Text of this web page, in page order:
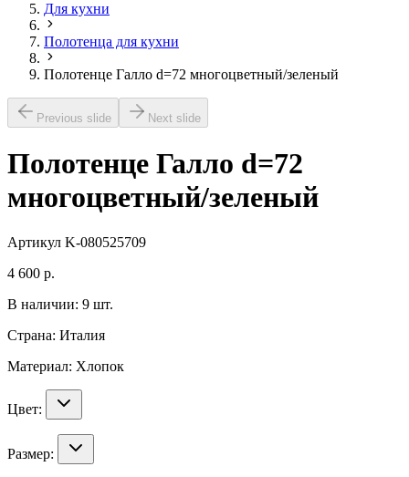
Для кухни
Полотенца для кухни
Полотенце Галло d=72 многоцветный/зеленый
Previous slide Next slide
Полотенце Галло d=72
многоцветный/зеленый
Артикул K-080525709
4 600 р.
В наличии: 9 шт.
Страна: Италия
Материал: Хлопок
Цвет:
Размер: